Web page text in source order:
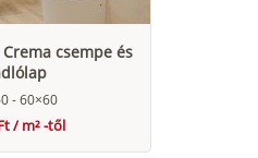
csempe és
- 60×60
/ m² -től